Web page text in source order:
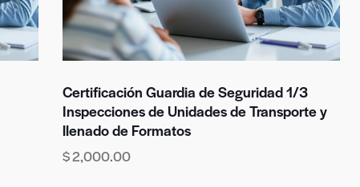
Certificación Guardia de Seguridad 1/3
Inspecciones de Unidades de Transporte y
llenado de Formatos
$2,000.00